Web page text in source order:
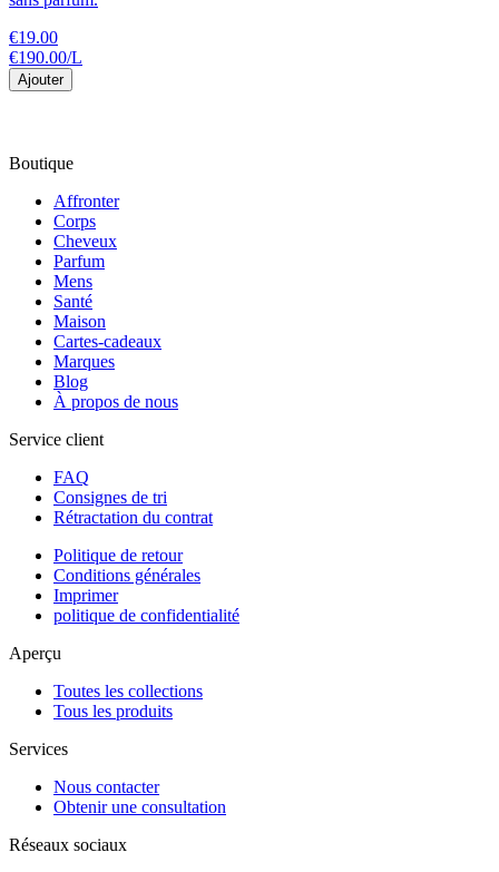
€19.00
€190.00/L
Ajouter
Boutique
Affronter
Corps
Cheveux
Parfum
Mens
Santé
Maison
Cartes-cadeaux
Marques
Blog
À propos de nous
Service client
FAQ
Consignes de tri
Rétractation du contrat
Politique de retour
Conditions générales
Imprimer
politique de confidentialité
Aperçu
Toutes les collections
Tous les produits
Services
Nous contacter
Obtenir une consultation
Réseaux sociaux